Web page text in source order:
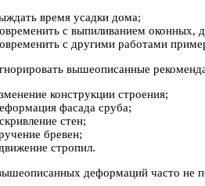
время усадки дома;
с выпиливанием оконных,
с другими работами
вышеописанные
конструкции строения;
фасада сруба;
стен;
бревен;
стропил.
деформаций часто не